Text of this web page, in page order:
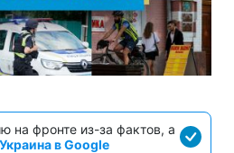
на фронте из-за фактов, а
в Google